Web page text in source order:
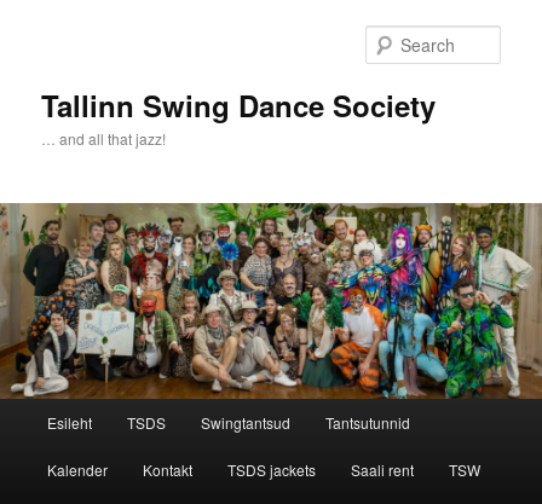
Tallinn Swing Dance Society
… and all that jazz!
Skip to primary content
Skip to secondary content
Esileht TSDS Swingtantsud Tantsutunnid
Kalender Kontakt TSDS jackets Saali rent TSW